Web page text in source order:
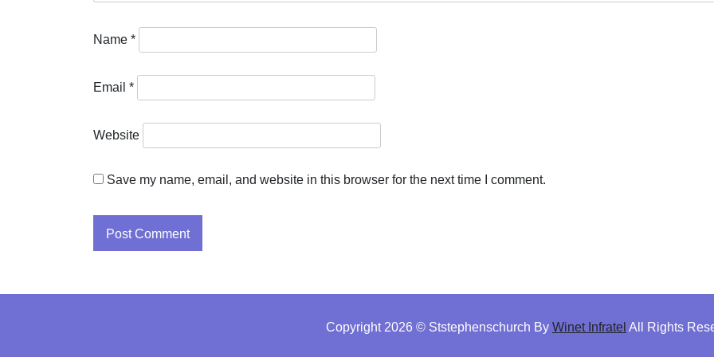
Name *
Email *
Website
Save my name, email, and website in this browser for the next time I comment.
Copyright 2026 © Ststephenschurch By Winet Infratel All Rights